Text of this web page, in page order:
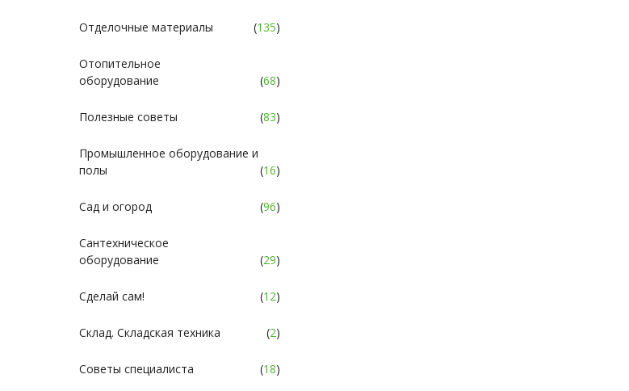
Отделочные материалы (135)
Отопительное
оборудование
(68)
Полезные советы (83)
Промышленное оборудование и
полы
(16)
Сад и огород (96)
Сантехническое
оборудование
(29)
Сделай сам! (12)
Склад. Складская техника (2)
Советы специалиста (18)